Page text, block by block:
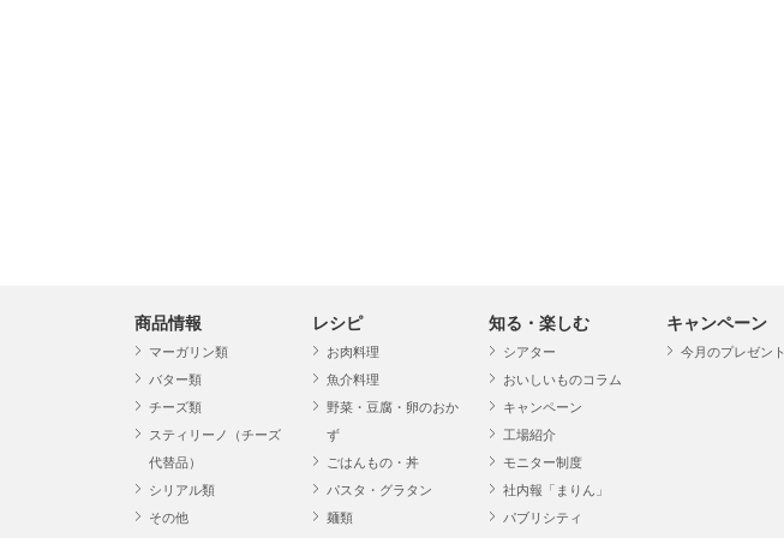
商品情報
マーガリン類
バター類
チーズ類
スティリーノ（チーズ
代替品）
シリアル類
その他
レシピ
お肉料理
魚介料理
野菜・豆腐・卵のおか
ず
ごはんもの・丼
パスタ・グラタン
麺類
知る・楽しむ
シアター
おいしいものコラム
キャンペーン
工場紹介
モニター制度
社内報「まりん」
パブリシティ
キャンペーン
今月のプレゼント